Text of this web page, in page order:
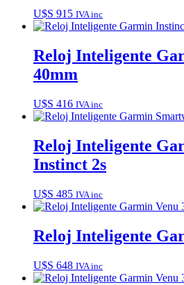
U$S 915 IVA inc
Reloj Inteligente
40mm
U$S 416 IVA inc
Reloj Inteligente
Instinct 2s
U$S 485 IVA inc
Reloj Inteligente
U$S 648 IVA inc